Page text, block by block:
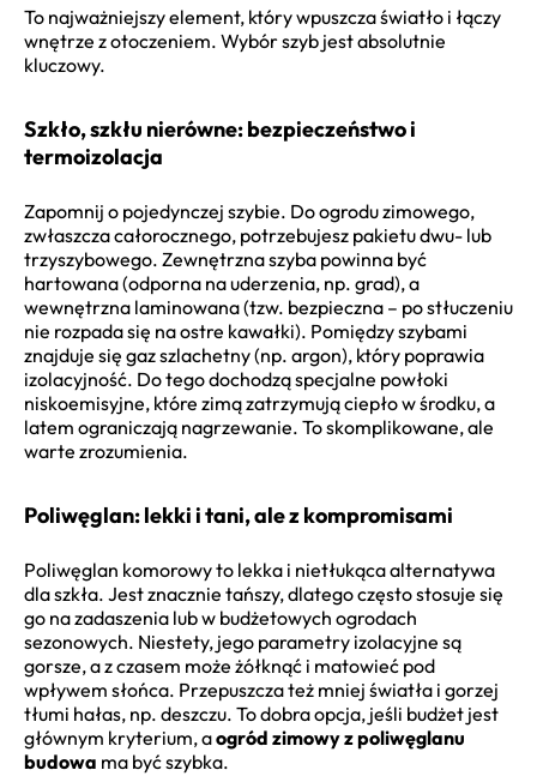
To najważniejszy element, który wpuszcza światło i łączy
wnętrze z otoczeniem. Wybór szyb jest absolutnie
kluczowy.
Szkło, szkłu nierówne: bezpieczeństwo i
termoizolacja
Zapomnij o pojedynczej szybie. Do ogrodu zimowego,
zwłaszcza całorocznego, potrzebujesz pakietu dwu- lub
trzyszybowego. Zewnętrzna szyba powinna być
hartowana (odporna na uderzenia, np. grad), a
wewnętrzna laminowana (tzw. bezpieczna – po stłuczeniu
nie rozpada się na ostre kawałki). Pomiędzy szybami
znajduje się gaz szlachetny (np. argon), który poprawia
izolacyjność. Do tego dochodzą specjalne powłoki
niskoemisyjne, które zimą zatrzymują ciepło w środku, a
latem ograniczają nagrzewanie. To skomplikowane, ale
warte zrozumienia.
Poliwęglan: lekki i tani, ale z kompromisami
Poliwęglan komorowy to lekka i nietłukąca alternatywa
dla szkła. Jest znacznie tańszy, dlatego często stosuje się
go na zadaszenia lub w budżetowych ogrodach
sezonowych. Niestety, jego parametry izolacyjne są
gorsze, a z czasem może żółknąć i matowieć pod
wpływem słońca. Przepuszcza też mniej światła i gorzej
tłumi hałas, np. deszczu. To dobra opcja, jeśli budżet jest
głównym kryterium, aogród zimowy z poliwęglanu
budowa ma być szybka.